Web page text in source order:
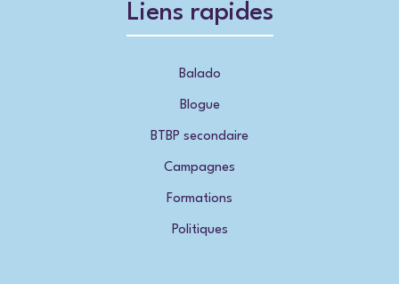
Liens rapides
Balado
Blogue
BTBP secondaire
Campagnes
Formations
Politiques